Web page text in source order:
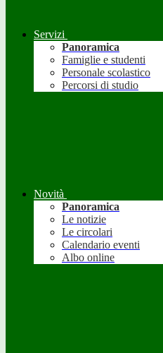
Servizi
Panoramica
Famiglie e studenti
Personale scolastico
Percorsi di studio
Novità
Panoramica
Le notizie
Le circolari
Calendario eventi
Albo online